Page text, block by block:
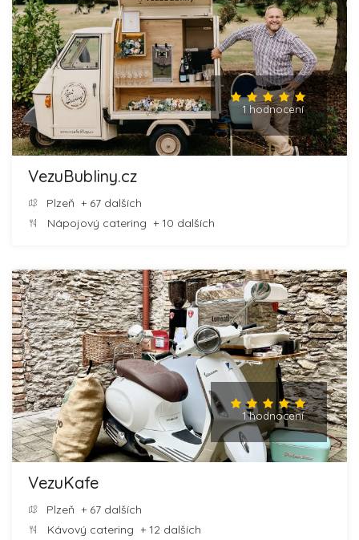
1 hodnocení
VezuBubliny.cz
Plzeň + 67 dalších
Nápojový catering + 10 dalších
1 hodnocení
VezuKafe
Plzeň + 67 dalších
Kávový catering + 12 dalších